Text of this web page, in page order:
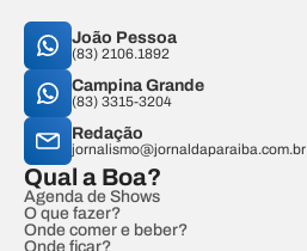
João Pessoa
(83) 2106.1892
Campina Grande
(83) 3315-3204
Redação
jornalismo@jornaldaparaiba.com.br
Qual a Boa?
Agenda de Shows
O que fazer?
Onde comer e beber?
Onde ficar?